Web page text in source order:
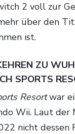
2 voll zur
über den
ist.
ZU
SPORTS
Resortwar
Wii. Laut der
nicht